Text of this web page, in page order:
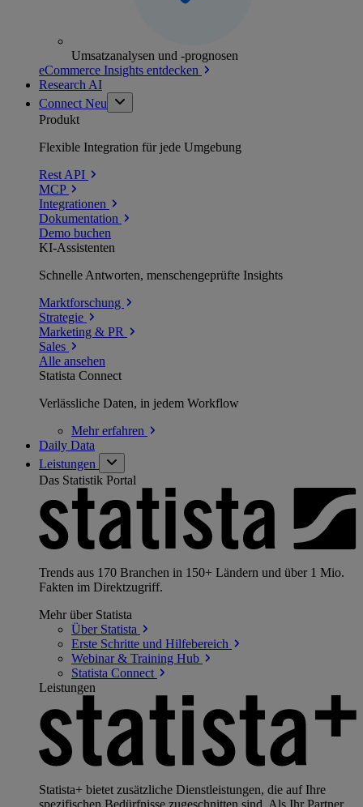
Umsatzanalysen und -prognosen
eCommerce Insights entdecken
Research AI
Connect Neu
Produkt
Flexible Integration für jede Umgebung
Rest API
MCP
Integrationen
Dokumentation
Demo buchen
KI-Assistenten
Schnelle Antworten, menschengeprüfte Insights
Marktforschung
Strategie
Marketing & PR
Sales
Alle ansehen
Statista Connect
Verlässliche Daten, in jedem Workflow
Mehrerfahren
Daily Data
Leistungen
Das Statistik Portal
Trends aus 170 Branchen in 150+ Ländern und über 1 Mio.
Fakten im Direktzugriff.
Mehr über Statista
Über Statista
Erste Schritte und Hilfebereich
Webinar & Training Hub
Statista Connect
Leistungen
Statista+ bietet zusätzliche Dienstleistungen, die auf Ihre
spezifischen Bedürfnisse zugeschnitten sind. Als Ihr Partner